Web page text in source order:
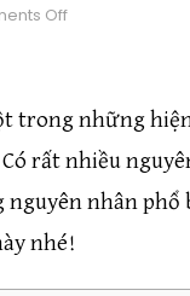
Off
trong những
rất nhiều
nhân phổ
nhé!